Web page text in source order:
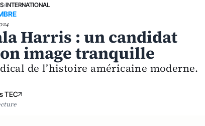
›INTERNATIONAL
Harris : un candidat
image tranquille
de l’histoire américaine moderne.
TEC